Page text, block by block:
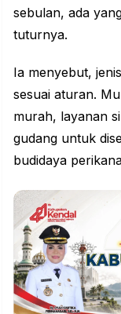
sebulan, ada
tuturnya.
Ia menyebut,
sesuai aturan.
murah, layanan
gudang untuk
budidaya